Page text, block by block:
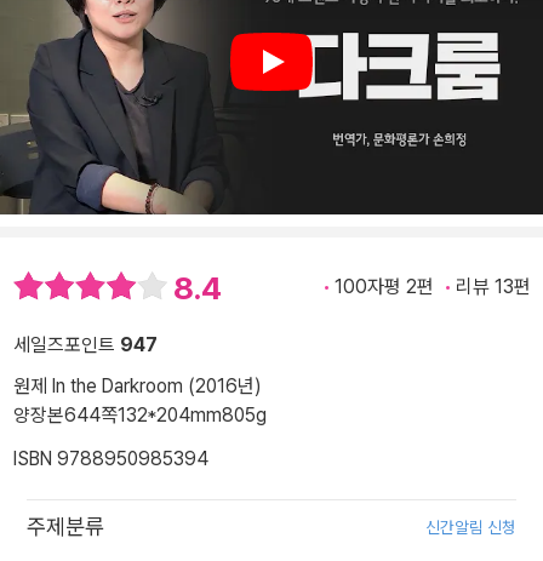
Play
8.4 100자평 2편 리뷰 13편
세일즈포인트 947
원제 In the Darkroom (2016년)
양장본644쪽132*204mm805g
ISBN 9788950985394
주제분류 신간알림 신청